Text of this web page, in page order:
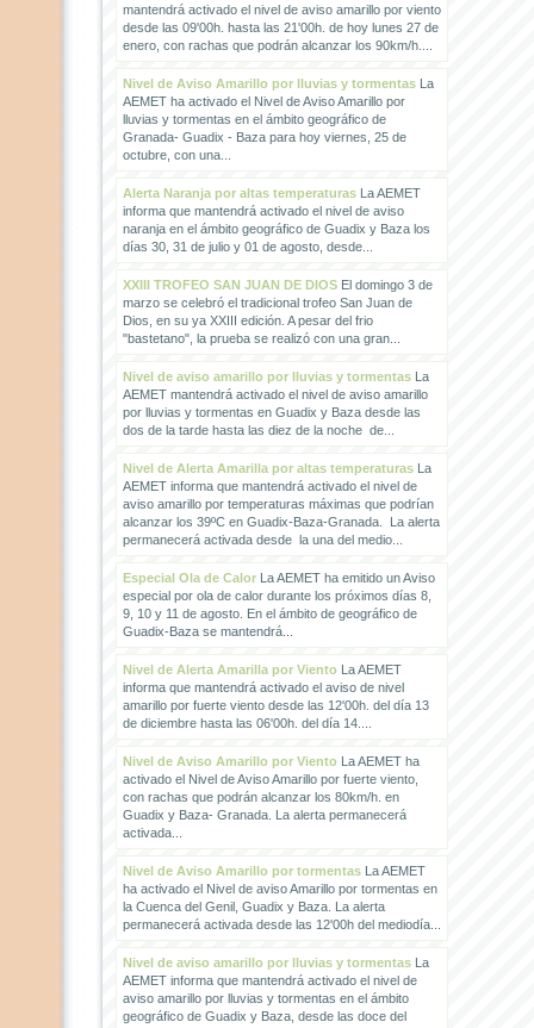
mantendrá activado el nivel de aviso amarillo por viento
desde las 09'00h. hasta las 21'00h. de hoy lunes 27 de
enero, con rachas que podrán alcanzar los 90km/h....
Nivel de Aviso Amarillo por lluvias y tormentasLa
AEMET ha activado el Nivel de Aviso Amarillo por
lluvias y tormentas en el ámbito geográfico de
Granada- Guadix - Baza para hoy viernes, 25 de
octubre, con una...
Alerta Naranja por altas temperaturasLa AEMET
informa que mantendrá activado el nivel de aviso
naranja en el ámbito geográfico de Guadix y Baza los
días 30, 31 de julio y 01 de agosto, desde...
XXIII TROFEO SAN JUAN DE DIOSEl domingo 3 de
marzo se celebró el tradicional trofeo San Juan de
Dios, en su ya XXIII edición. A pesar del frio
"bastetano", la prueba se realizó con una gran...
Nivel de aviso amarillo por lluvias y tormentasLa
AEMET mantendrá activado el nivel de aviso amarillo
por lluvias y tormentas en Guadix y Baza desde las
dos de la tarde hasta las diez de la noche de...
Nivel de Alerta Amarilla por altas temperaturasLa
AEMET informa que mantendrá activado el nivel de
aviso amarillo por temperaturas máximas que podrían
alcanzar los 39ºC en Guadix-Baza-Granada. La alerta
permanecerá activada desde la una del medio...
Especial Ola de CalorLa AEMET ha emitido un Aviso
especial por ola de calor durante los próximos días 8,
9, 10 y 11 de agosto. En el ámbito de geográfico de
Guadix-Baza se mantendrá...
Nivel de Alerta Amarilla por VientoLa AEMET
informa que mantendrá activado el aviso de nivel
amarillo por fuerte viento desde las 12'00h. del día 13
de diciembre hasta las 06'00h. del día 14....
Nivel de Aviso Amarillo por VientoLa AEMET ha
activado el Nivel de Aviso Amarillo por fuerte viento,
con rachas que podrán alcanzar los 80km/h. en
Guadix y Baza- Granada. La alerta permanecerá
activada...
Nivel de Aviso Amarillo por tormentasLa AEMET
ha activado el Nivel de aviso Amarillo por tormentas en
la Cuenca del Genil, Guadix y Baza. La alerta
permanecerá activada desde las 12'00h del mediodía...
Nivel de aviso amarillo por lluvias y tormentasLa
AEMET informa que mantendrá activado el nivel de
aviso amarillo por lluvias y tormentas en el ámbito
geográfico de Guadix y Baza, desde las doce del